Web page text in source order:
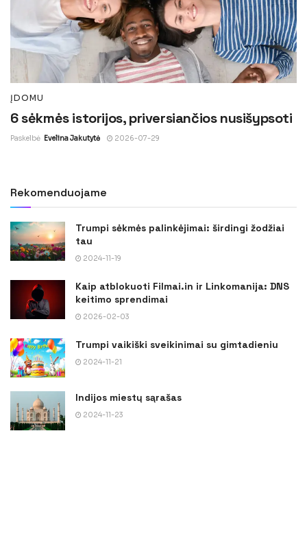
ĮDOMU
6 sėkmės istorijos, priversiančios nusišypsoti
Paskelbė Evelina Jakutytė 2026-07-29
Rekomenduojame
Trumpi sėkmės palinkėjimai: širdingi žodžiai
tau
2024-11-19
Kaip atblokuoti Filmai.in ir Linkomanija: DNS
keitimo sprendimai
2026-02-03
Trumpi vaikiški sveikinimai su gimtadieniu
2024-11-21
Indijos miestų sąrašas
2024-11-23